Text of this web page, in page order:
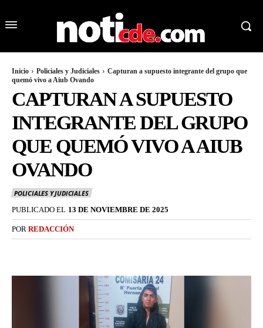
Inicio Policiales y Judiciales
Capturan a supuesto integrante del grupo que
quemó vivo a Aiub Ovando
CAPTURAN A SUPUESTO
INTEGRANTE DEL GRUPO
QUE QUEMÓ VIVO A AIUB
OVANDO
POLICIALES Y JUDICIALES
PUBLICADO EL 13 DE NOVIEMBRE DE 2025
POR REDACCIÓN